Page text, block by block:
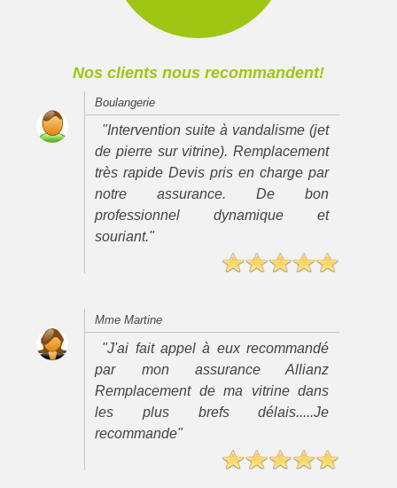
Nos clients nous recommandent!
Boulangerie
"Intervention suite à vandalisme (jet
de pierre sur vitrine). Remplacement
très rapide Devis pris en charge par
notre assurance. De bon
professionnel dynamique et
souriant."
Mme Martine
"J'ai fait appel à eux recommandé
par mon assurance Allianz
Remplacement de ma vitrine dans
les plus brefs délais.....Je
recommande"